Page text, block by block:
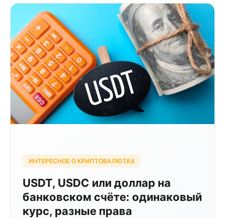
ИНТЕРЕСНОЕ О КРИПТОВАЛЮТАХ
USDT, USDC или доллар на
банковском счёте: одинаковый
курс, разные права